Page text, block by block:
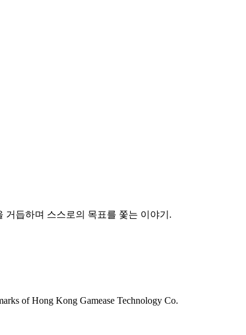
거듭하며 스스로의 목표를 쫓는 이야기.
of Hong Kong Gamease Technology Co.